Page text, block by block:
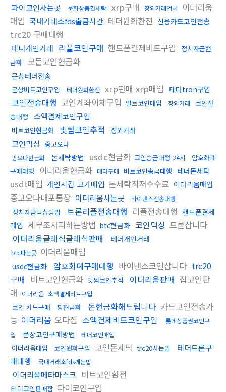
파이코인사는곳 문화상품권세탁 xrp구매 장외거래업체
이더리움
매입 국내거래소fds출금시간 테더원화환전 신용카드코인전송
trc20 구매대행
테더개인거래 리플코인구매 핸드폰결제비트구입
정치자금현
금화 모든코인현금화
문상테더전송
문상비트코인구입 테더원화환전 xrp판매 xrp매입 테더tron구입
코인전송대행 코인계좌이체구입 알트코인매입 장외거래 코인전
송대행
소액결제코인구입
비트코인현금화 빗썸코인추적 장외거래
코인믹싱 중고오다
핑오다현금화 돈세탁방법 usdc현금화 코인송금대행 24시
암호화폐
구매대행
이더리움현금화 테더구매 비트코인송금대행 테더돈세탁
usdt매입 개인지갑 고가매입 돈세탁최저수수료 이더리움매입
중고오다대포통장 이더리움사는곳 바이낸스전송대행
정치자금믹싱방법 트론리플전송대행 리플전송대행 핸드폰결제
매입 세무조사피하는방법 btc현금화 코인믹싱 트론삽니다
이더리움클레식클레식판매
테더개인거래
btc파는곳 이더리움매입
usdc현금화 암호화폐구매대행 바이낸스코인삽니다 trc20
구매 비트코인현금화 빗썸코인추적 이더리움판매 잡코인판
매
이더리움 소액결제비트구입
코인 카드구매 핑현금화 돈현금화해드립니다 카드코인전송가
능 이더리움 오다집 소액결제비트코인구입
롯데상품권코인구
입
문상코인구매방법 테더코인매입
이더리움매입 코인원화구입 코인돈세탁 trc20사는법
테더트론구
매대행
국내거래소fds깨는법
이더리움메타마스크 비트코인환전
테더코인판매함 파이코인구입